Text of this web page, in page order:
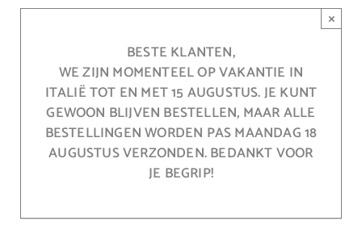
BESTE KLANTEN,
WE ZIJN MOMENTEEL OP VAKANTIE IN
ITALIË TOT EN MET 15 AUGUSTUS. JE KUNT
GEWOON BLIJVEN BESTELLEN, MAAR ALLE
BESTELLINGEN WORDEN PAS MAANDAG 18
AUGUSTUS VERZONDEN. BEDANKT VOOR
JE BEGRIP!
×